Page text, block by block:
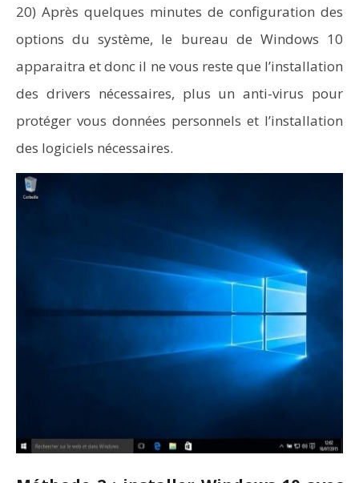
20) Après quelques minutes de configuration des
options du système, le bureau de Windows 10
apparaitra et donc il ne vous reste que l’installation
des drivers nécessaires, plus un anti-virus pour
protéger vous données personnels et l’installation
des logiciels nécessaires.